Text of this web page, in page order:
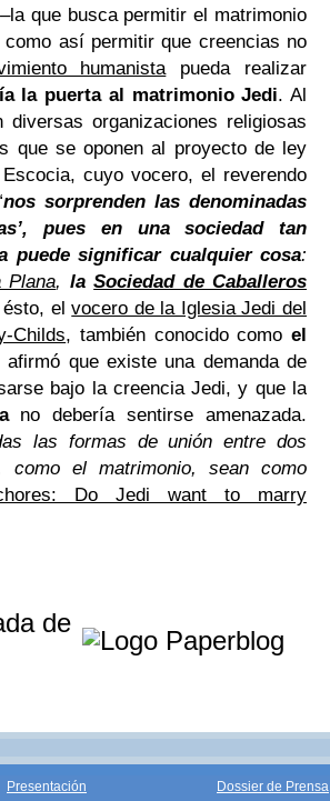
que busca permitir el matrimonio
así permitir que creencias no
humanistapueda realizar
la puerta al matrimonio Jedi. Al
organizaciones religiosas
que se oponen al proyecto de ley
cuyo vocero, el reverendo
nos sorprenden las denominadas
pues en una sociedad tan
puede significar cualquier cosa:
Plana, la Sociedad de Caballeros
ésto, elvocero de la Iglesia Jedi del
Childs, también conocido comoel
afirmó que existe una demanda de
bajo la creencia Jedi, y que la
no debería sentirse amenazada.
las formas de unión entre dos
como el matrimonio, sean como
Do Jedi want to marry
de
Presentación
Dossier de Prensa